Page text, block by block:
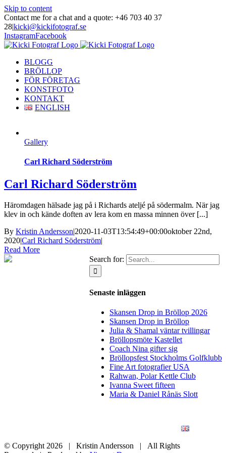
Skip to content
Contact me for a chat and a quote: +46 703 40 37
28|kicki@kickifotograf.se
InstagramFacebook
BLOGG
BRÖLLOP
FÖR FÖRETAG
KONSTFOTO
KONTAKT
ENGLISH
Gallery
Carl Richard Söderström
Carl Richard Söderström
Häromdagen hälsade jag på i Richards ateljé på södermalm. När jag
klev in och kände doften av lera kom en massa minnen över [...]
By Kristin Andersson|2020-11-03T13:54:49+00:00oktober 22nd,
2020|Carl Richard Söderström|
Read More
Search for:
Senaste inläggen
Skansen Drop in Bröllop 2026
Skansen Drop in Bröllop
Julia & Shamal väntar tvillingar
Bröllopsmöte Kastellet
Coach Nina gifter sig
Bröllopsfest Stockholms Golfklubb
Fine Art fotografier USA
Rahwan, Polar Kettle Club
Ivanna Sweet fifteen
Maria & Daniel Rånäs Slott
© Copyright 2026 | Kristin Andersson | All Rights